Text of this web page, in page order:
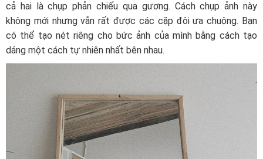
cả hai là chụp phản chiếu qua gương. Cách chụp ảnh này
không mới nhưng vẫn rất được các cặp đôi ưa chuộng. Bạn
có thể tạo nét riêng cho bức ảnh của mình bằng cách tạo
dáng một cách tự nhiên nhất bên nhau.